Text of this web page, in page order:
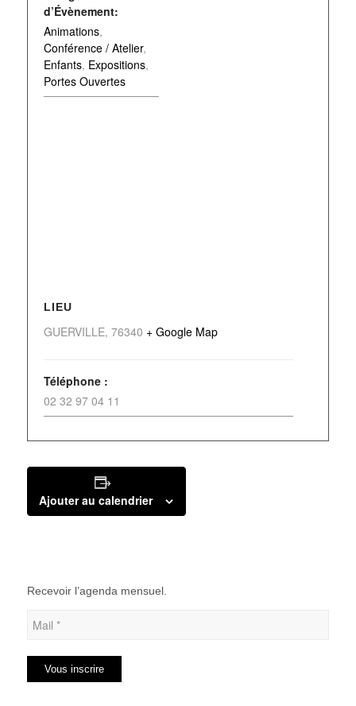
d’Évènement:
Animations,
Conférence / Atelier,
Enfants, Expositions,
Portes Ouvertes
LIEU
GUERVILLE, 76340 + Google Map
Téléphone :
02 32 97 04 11
Ajouter au calendrier
Recevoir l’agenda mensuel.